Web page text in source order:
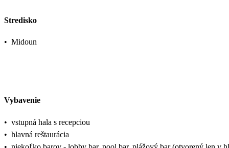
Stredisko
• Midoun
Vybavenie
• vstupná hala s recepciou
• hlavná reštaurácia